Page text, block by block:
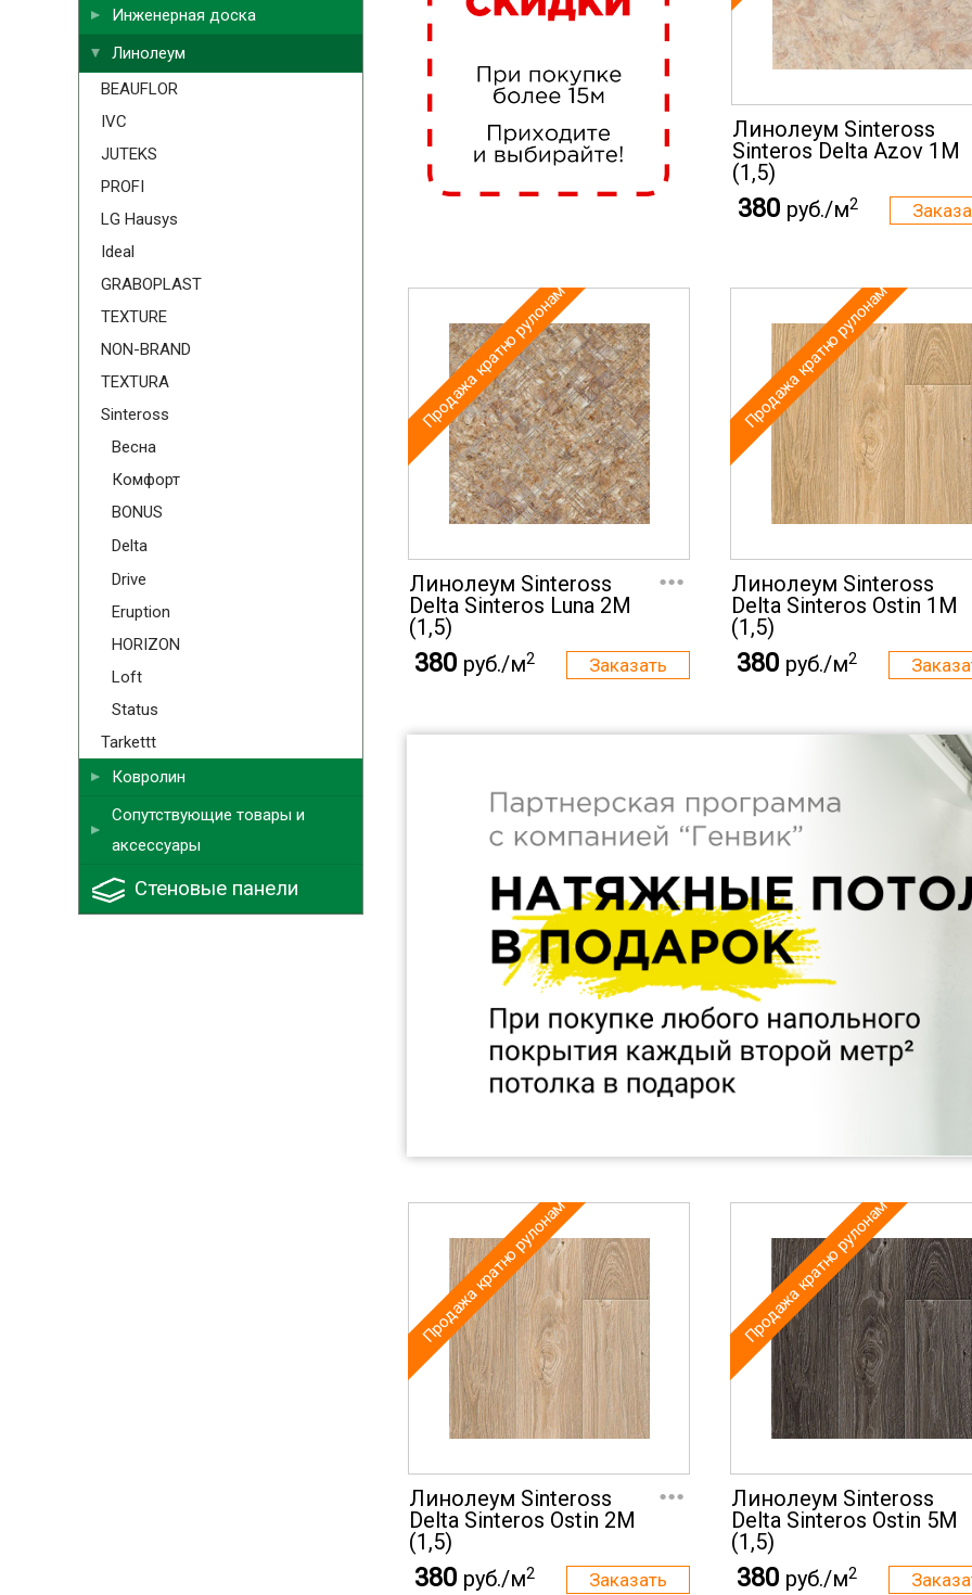
Линолеум Sinteross
Sinteros Delta Azov 1M
(1,5)
380 руб./м2
Продажа кратно рулонам
Линолеум Sinteross
Delta Sinteros Luna 2M
(1,5)
...
380 руб./м2
Продажа кратно рулонам
Линолеум Sinteross
Delta Sinteros Ostin 1M
(1,5)
380 руб./м2
Продажа кратно рулонам
Линолеум Sinteross
Delta Sinteros Ostin 2M
(1,5)
...
380 руб./м2
Продажа кратно рулонам
Линолеум Sinteross
Delta Sinteros Ostin 5M
(1,5)
380 руб./м2
Инженерная доска
Линолеум
BEAUFLOR
IVC
JUTEKS
PROFI
LG Hausys
Ideal
GRABOPLAST
TEXTURE
NON-BRAND
TEXTURA
Sinteross
Весна
Комфорт
BONUS
Delta
Drive
Eruption
HORIZON
Loft
Status
Tarkettt
Ковролин
Сопутствующие товары и
аксессуары
Стеновые панели